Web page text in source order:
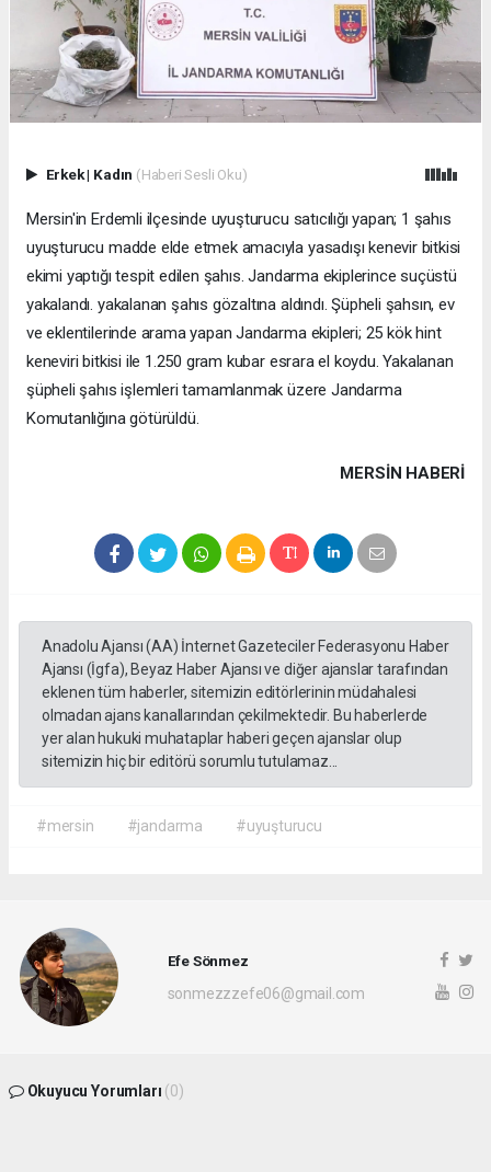
Erkek| Kadın (Haberi Sesli Oku)
Mersin'in Erdemli ilçesinde uyuşturucu satıcılığı yapan; 1 şahıs
uyuşturucu madde elde etmek amacıyla yasadışı kenevir bitkisi
ekimi yaptığı tespit edilen şahıs. Jandarma ekiplerince suçüstü
yakalandı. yakalanan şahıs gözaltına aldındı. Şüpheli şahsın, ev
ve eklentilerinde arama yapan Jandarma ekipleri; 25 kök hint
keneviri bitkisi ile 1.250 gram kubar esrara el koydu. Yakalanan
şüpheli şahıs işlemleri tamamlanmak üzere Jandarma
Komutanlığına götürüldü.
MERSIN HABERİ
Anadolu Ajansı (AA) İnternet Gazeteciler Federasyonu Haber
Ajansı (İgfa), Beyaz Haber Ajansı ve diğer ajanslar tarafından
eklenen tüm haberler, sitemizin editörlerinin müdahalesi
olmadan ajans kanallarından çekilmektedir. Bu haberlerde
yer alan hukuki muhataplar haberi geçen ajanslar olup
sitemizin hiç bir editörü sorumlu tutulamaz...
#mersin #jandarma #uyuşturucu
Efe Sönmez
sonmezzzefe06@gmail.com
Okuyucu Yorumları (0)